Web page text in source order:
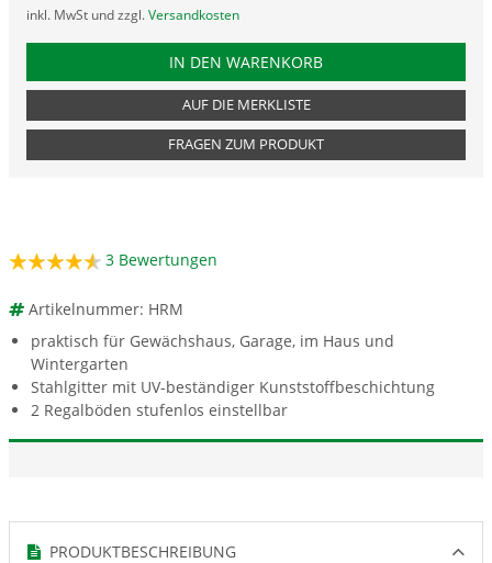
inkl. MwSt und zzgl. Versandkosten
PRODUKTNUMMER HRM
IN DEN WARENKORB
AUF DIE MERKLISTE
FRAGEN ZUM PRODUKT
3 Bewertungen
Artikelnummer: HRM
praktisch für Gewächshaus, Garage, im Haus und
Wintergarten
Stahlgitter mit UV-beständiger Kunststoffbeschichtung
2 Regalböden stufenlos einstellbar
PRODUKTBESCHREIBUNG